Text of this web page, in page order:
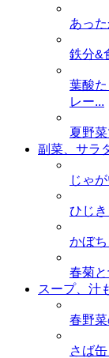
あっ
鉄分&
葉酸
レー...
夏野
副菜、サラ
じゃ
ひじ
かぼ
春菊
スープ、汁
春野
さば